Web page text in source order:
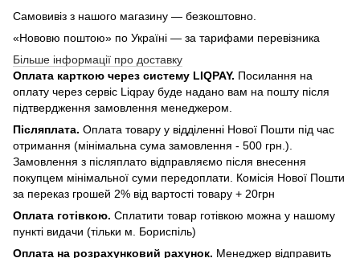
Самовивіз з нашого магазину — безкоштовно.
«Нововю поштою» по Україні — за тарифами перевізника
Більше інформації про доставку
Оплата карткою через систему LIQPAY. Посилання на
оплату через сервіс Liqpay буде надано вам на пошту після
підтвердження замовлення менеджером.
Післяплата. Оплата товару у відділенні Нової Пошти під час
отримання (мінімальна сума замовлення - 500 грн.).
Замовлення з післяплато відправляємо після внесення
покупцем мінімальної суми передоплати. Комісія Нової Пошти
за переказ грошей 2% від вартості товару + 20грн
Оплата готівкою. Сплатити товар готівкою можна у нашому
пункті видачи (тільки м. Бориспіль)
Оплата на розрахунковий рахунок. Менеджер відправить